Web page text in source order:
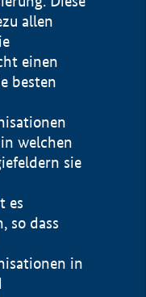
allen
einen
besten
welchen
sie
es
so dass
in